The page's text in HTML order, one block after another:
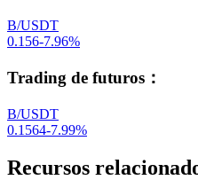
B/USDT
0.156-7.96%
Trading de futuros ：
B/USDT
0.1564-7.99%
Recursos